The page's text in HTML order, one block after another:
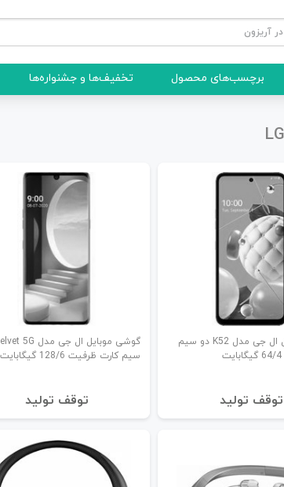
برچسب‌های محصول تخفیف‌ها و جشنواره‌ها
گوشی موبایل ال جی مدل K52 دو سیم
توقف تولید
سیم کارت ظرفیت 128/6 گیگابایت
توقف تولید